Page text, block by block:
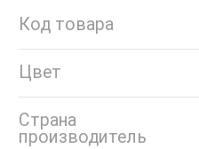
Код товара
Цвет
Страна
производитель